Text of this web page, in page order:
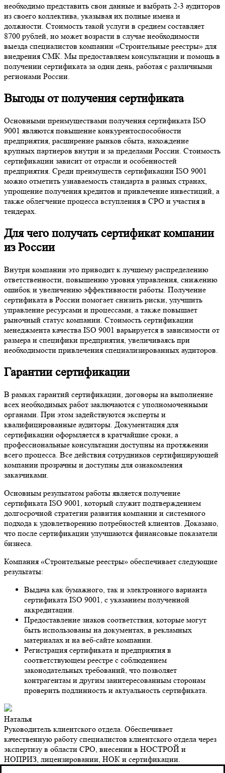
необходимо представить свои данные и выбрать 2-3 аудиторов
из своего коллектива, указывая их полные имена и
должности. Стоимость такой услуги в среднем составляет
8700 рублей, но может возрасти в случае необходимости
выезда специалистов компании «Строительные реестры» для
внедрения СМК. Мы предоставляем консультации и помощь в
получении сертификата за один день, работая с различными
регионами России.
Выгоды от получения сертификата
Основными преимуществами получения сертификата ISO
9001 являются повышение конкурентоспособности
предприятия, расширение рынков сбыта, нахождение
крупных партнеров внутри и за пределами России. Стоимость
сертификации зависит от отрасли и особенностей
предприятия. Среди преимуществ сертификации ISO 9001
можно отметить узнаваемость стандарта в разных странах,
упрощение получения кредитов и привлечение инвестиций, а
также облегчение процесса вступления в СРО и участия в
тендерах.
Для чего получать сертификат компании
из России
Внутри компании это приводит к лучшему распределению
ответственности, повышению уровня управления, снижению
ошибок и увеличению эффективности работы. Получение
сертификата в России помогает снизить риски, улучшить
управление ресурсами и процессами, а также повышает
рыночный статус компании. Стоимость сертификации
менеджмента качества ISO 9001 варьируется в зависимости от
размера и специфики предприятия, увеличиваясь при
необходимости привлечения специализированных аудиторов.
Гарантии сертификации
В рамках гарантий сертификации, договоры на выполнение
всех необходимых работ заключаются с уполномоченными
органами. При этом задействуются эксперты и
квалифицированные аудиторы. Документация для
сертификации оформляется в кратчайшие сроки, а
профессиональные консультации доступны на протяжении
всего процесса. Все действия сотрудников сертифицирующей
компании прозрачны и доступны для ознакомления
заказчиками.
Основным результатом работы является получение
сертификата ISO 9001, который служит подтверждением
долгосрочной стратегии развития компании и системного
подхода к удовлетворению потребностей клиентов. Доказано,
что после сертификации улучшаются финансовые показатели
бизнеса.
Компания «Строительные реестры» обеспечивает следующие
результаты:
Выдача как бумажного, так и электронного варианта
сертификата ISO 9001, с указанием полученной
аккредитации.
Предоставление знаков соответствия, которые могут
быть использованы на документах, в рекламных
материалах и на веб-сайте компании.
Регистрация сертификата и предприятия в
соответствующем реестре с соблюдением
законодательных требований, что позволяет
контрагентам и другим заинтересованным сторонам
проверить подлинность и актуальность сертификата.
Наталья
Руководитель клиентского отдела. Обеспечивает
качественную работу специалистов клиентского отдела через
экспертизу в области СРО, внесении в НОСТРОЙ и
НОПРИЗ, лицензировании, НОК и сертификации.